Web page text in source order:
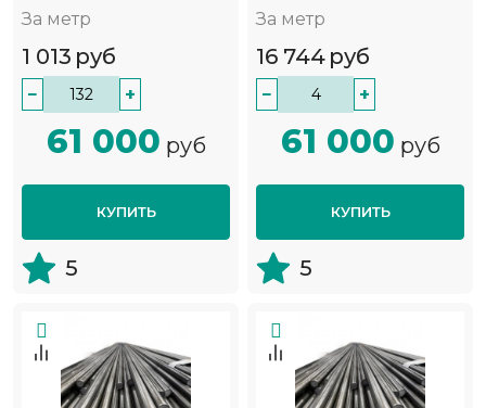
За метр
1 013 руб
− +
61 000 руб
КУПИТЬ
5
За метр
16 744 руб
− +
61 000 руб
КУПИТЬ
5